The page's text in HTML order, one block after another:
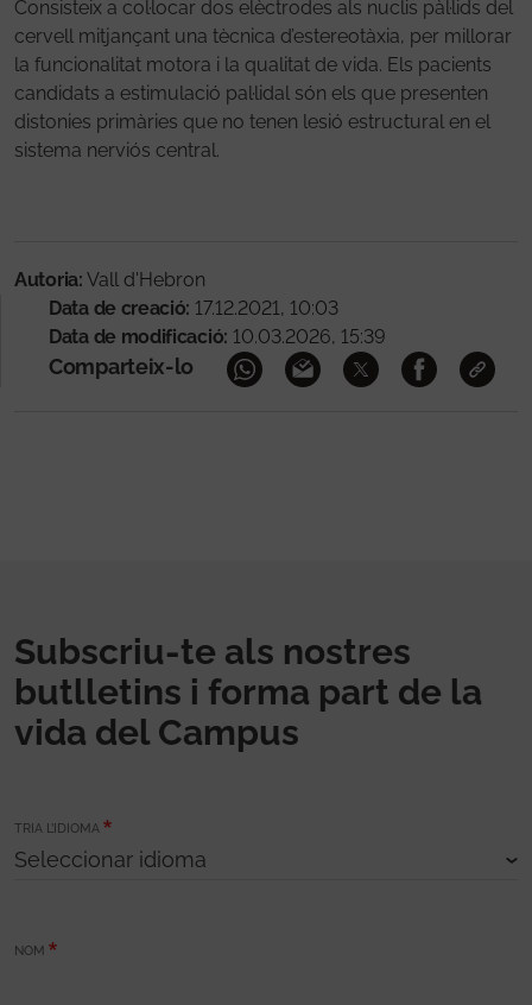
Consisteix a col·locar dos elèctrodes als nuclis pàl·lids del
cervell mitjançant una tècnica d’estereotàxia, per millorar
la funcionalitat motora i la qualitat de vida. Els pacients
candidats a estimulació pal·lidal són els que presenten
distonies primàries que no tenen lesió estructural en el
sistema nerviós central.
Autoria: Vall d'Hebron
Data de creació: 17.12.2021, 10:03
Data de modificació: 10.03.2026, 15:39
Comparteix-lo
Subscriu-te als nostres
butlletins i forma part de la
vida del Campus
TRIA L’IDIOMA
NOM